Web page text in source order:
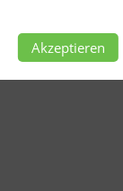
Akzeptieren